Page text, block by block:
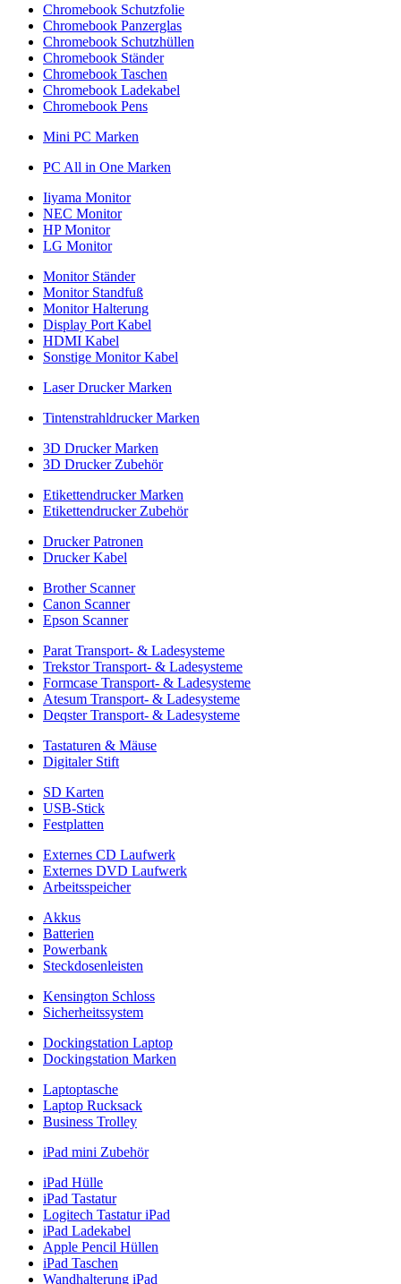
Chromebook Schutzfolie
Chromebook Panzerglas
Chromebook Schutzhüllen
Chromebook Ständer
Chromebook Taschen
Chromebook Ladekabel
Chromebook Pens
Mini PC Marken
PC All in One Marken
Iiyama Monitor
NEC Monitor
HP Monitor
LG Monitor
Monitor Ständer
Monitor Standfuß
Monitor Halterung
Display Port Kabel
HDMI Kabel
Sonstige Monitor Kabel
Laser Drucker Marken
Tintenstrahldrucker Marken
3D Drucker Marken
3D Drucker Zubehör
Etikettendrucker Marken
Etikettendrucker Zubehör
Drucker Patronen
Drucker Kabel
Brother Scanner
Canon Scanner
Epson Scanner
Parat Transport- & Ladesysteme
Trekstor Transport- & Ladesysteme
Formcase Transport- & Ladesysteme
Atesum Transport- & Ladesysteme
Deqster Transport- & Ladesysteme
Tastaturen & Mäuse
Digitaler Stift
SD Karten
USB-Stick
Festplatten
Externes CD Laufwerk
Externes DVD Laufwerk
Arbeitsspeicher
Akkus
Batterien
Powerbank
Steckdosenleisten
Kensington Schloss
Sicherheitssystem
Dockingstation Laptop
Dockingstation Marken
Laptoptasche
Laptop Rucksack
Business Trolley
iPad mini Zubehör
iPad Hülle
iPad Tastatur
Logitech Tastatur iPad
iPad Ladekabel
Apple Pencil Hüllen
iPad Taschen
Wandhalterung iPad